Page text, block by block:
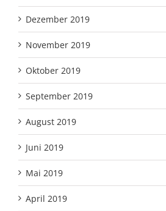
Dezember 2019
November 2019
Oktober 2019
September 2019
August 2019
Juni 2019
Mai 2019
April 2019